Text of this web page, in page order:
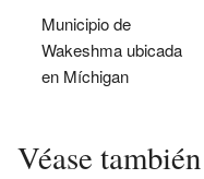
Municipio de
Wakeshma ubicada
en Míchigan
Véase también